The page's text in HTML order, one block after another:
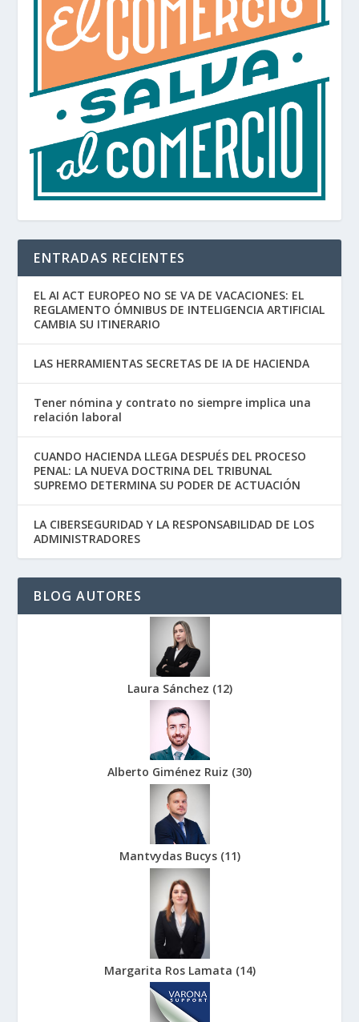
ENTRADAS RECIENTES
EL AI ACT EUROPEO NO SE VA DE VACACIONES: EL
REGLAMENTO ÓMNIBUS DE INTELIGENCIA ARTIFICIAL
CAMBIA SU ITINERARIO
LAS HERRAMIENTAS SECRETAS DE IA DE HACIENDA
Tener nómina y contrato no siempre implica una
relación laboral
CUANDO HACIENDA LLEGA DESPUÉS DEL PROCESO
PENAL: LA NUEVA DOCTRINA DEL TRIBUNAL
SUPREMO DETERMINA SU PODER DE ACTUACIÓN
LA CIBERSEGURIDAD Y LA RESPONSABILIDAD DE LOS
ADMINISTRADORES
BLOG AUTORES
Laura Sánchez (12)
Alberto Giménez Ruiz (30)
Mantvydas Bucys (11)
Margarita Ros Lamata (14)